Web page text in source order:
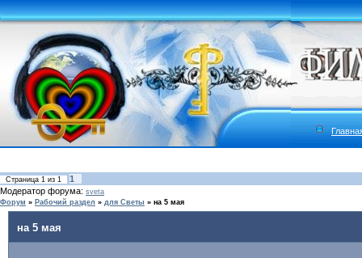
Страница 1 из 1
1
Модератор форума: sveta
Форум » Рабочий раздел » для Светы » на 5 мая
на 5 мая